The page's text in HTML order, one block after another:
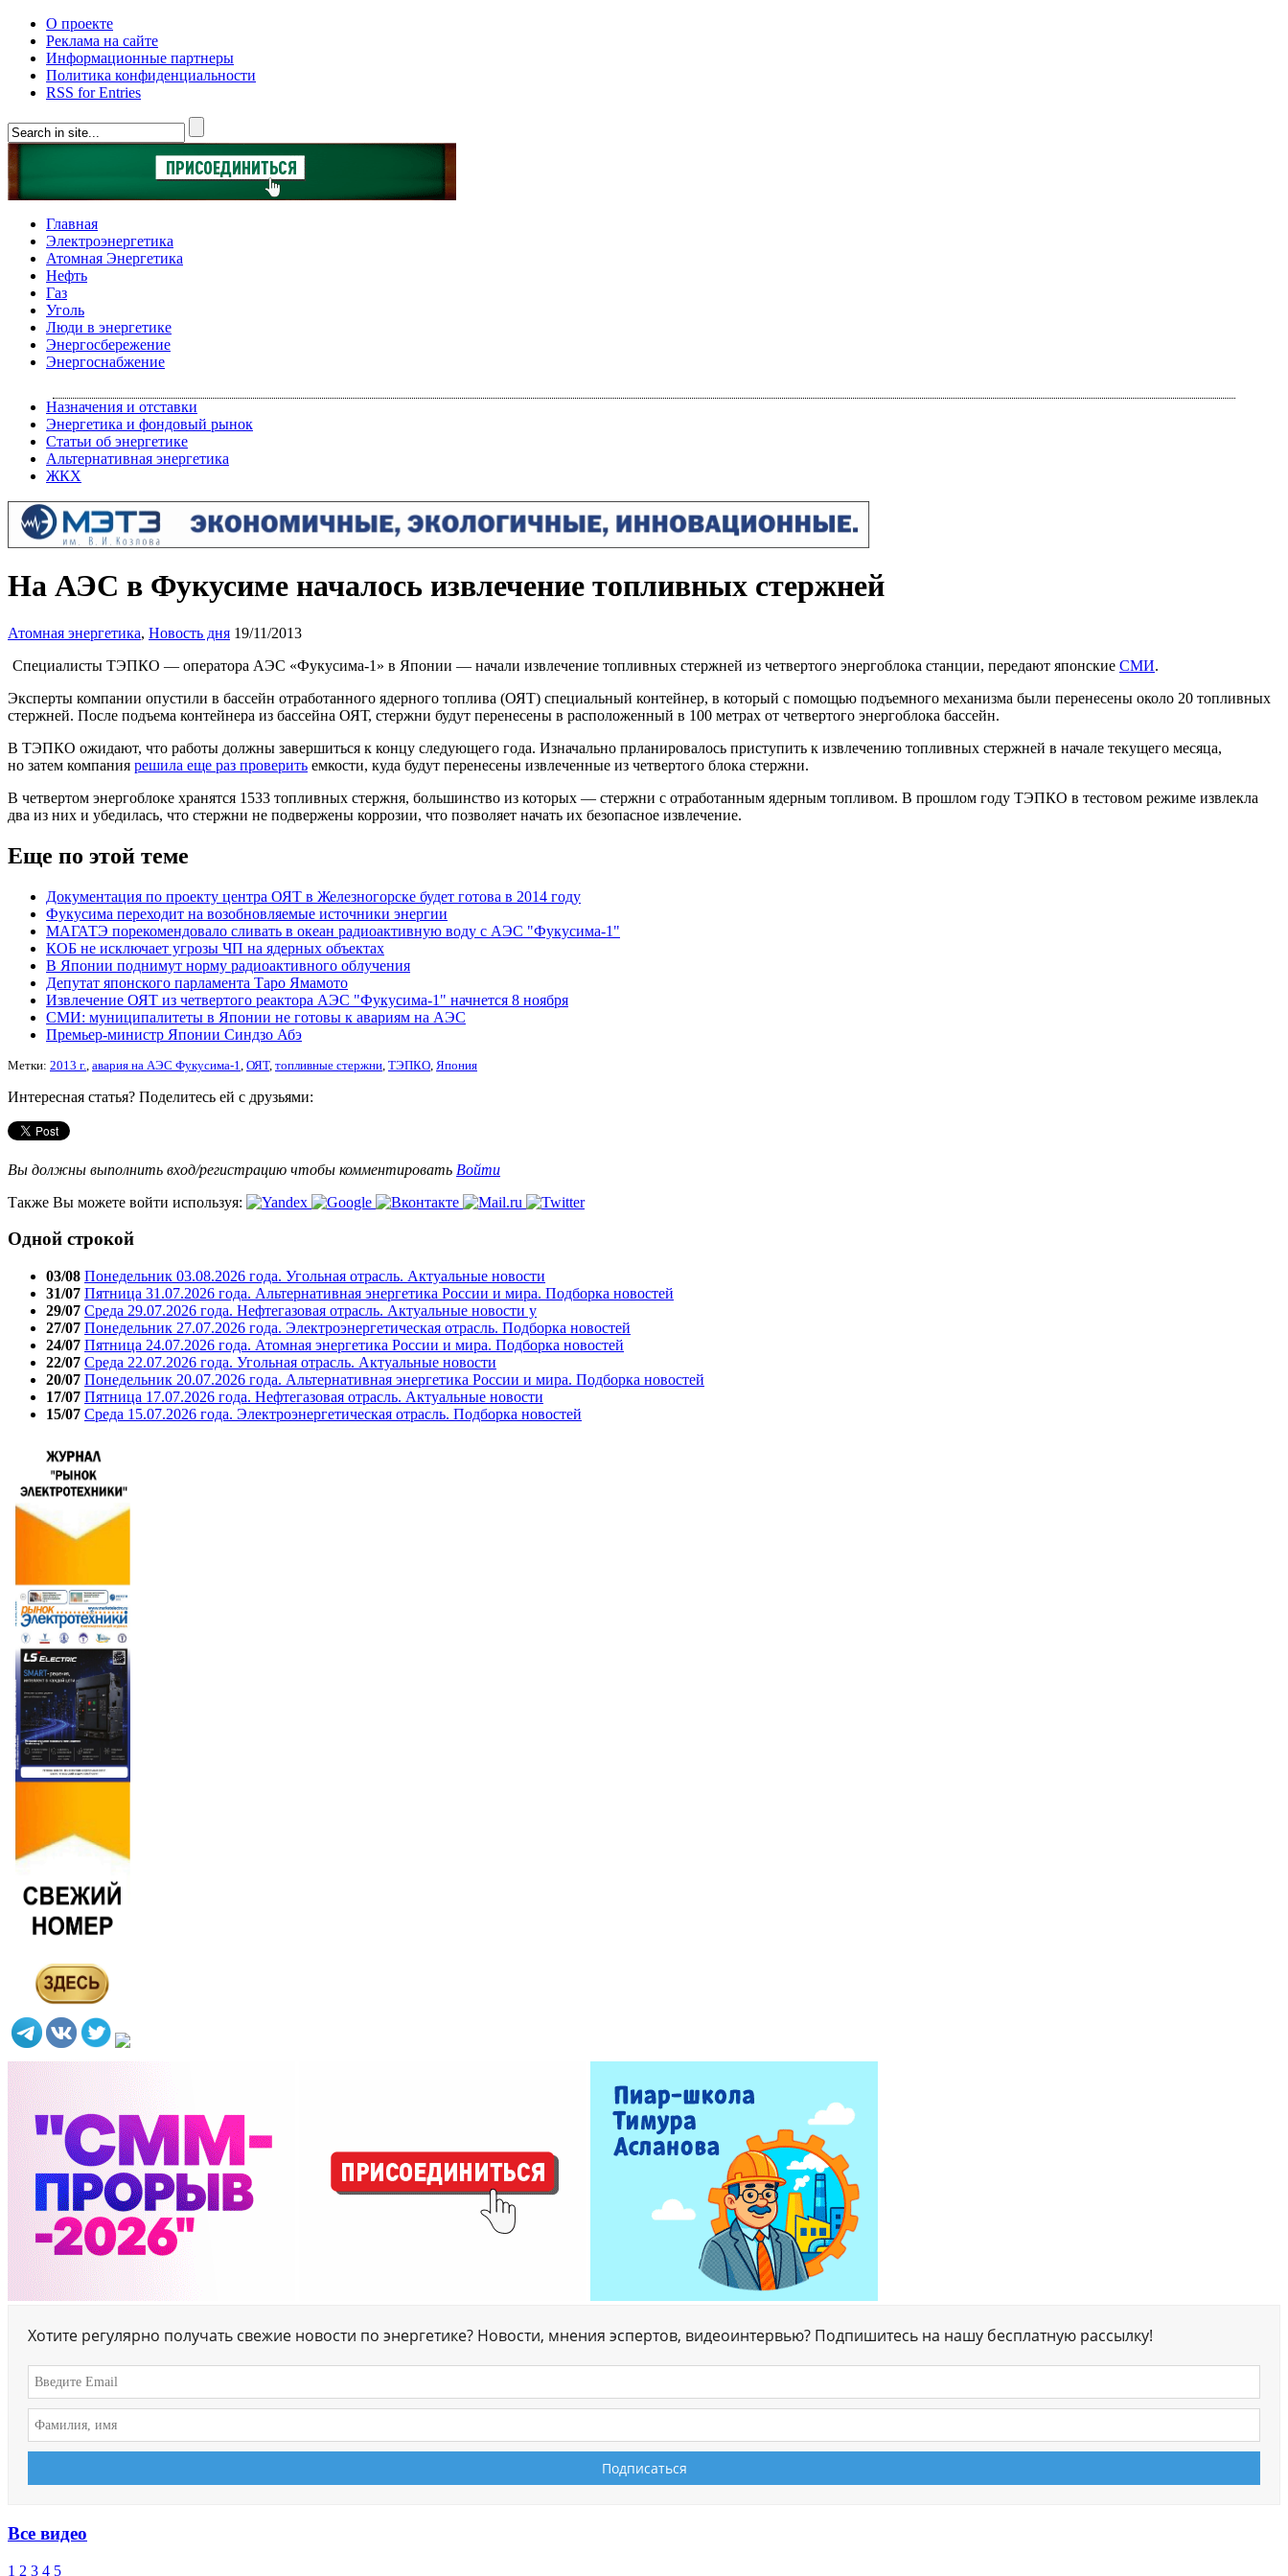
О проекте
Реклама на сайте
Информационные партнеры
Политика конфиденциальности
RSS for Entries
Главная
Электроэнергетика
Атомная Энергетика
Нефть
Газ
Уголь
Люди в энергетике
Энергосбережение
Энергоснабжение
Назначения и отставки
Энергетика и фондовый рынок
Статьи об энергетике
Альтернативная энергетика
ЖКХ
На АЭС в Фукусиме началось извлечение топливных стержней
Атомная энергетика, Новость дня 19/11/2013
Специалисты ТЭПКО — оператора АЭС «Фукусима-1» в Японии — начали извлечение топливных стержней из четвертого энергоблока станции, передают японские СМИ.
Эксперты компании опустили в бассейн отработанного ядерного топлива (ОЯТ) специальный контейнер, в который с помощью подъемного механизма были перенесены около 20 топливных
стержней. После подъема контейнера из бассейна ОЯТ, стержни будут перенесены в расположенный в 100 метрах от четвертого энергоблока бассейн.
В ТЭПКО ожидают, что работы должны завершиться к концу следующего года. Изначально прланировалось приступить к извлечению топливных стержней в начале текущего месяца,
но затем компания решила еще раз проверить емкости, куда будут перенесены извлеченные из четвертого блока стержни.
В четвертом энергоблоке хранятся 1533 топливных стержня, большинство из которых — стержни с отработанным ядерным топливом. В прошлом году ТЭПКО в тестовом режиме извлекла
два из них и убедилась, что стержни не подвержены коррозии, что позволяет начать их безопасное извлечение.
Еще по этой теме
Документация по проекту центра ОЯТ в Железногорске будет готова в 2014 году
Фукусима переходит на возобновляемые источники энергии
МАГАТЭ порекомендовало сливать в океан радиоактивную воду с АЭС "Фукусима-1"
КОБ не исключает угрозы ЧП на ядерных объектах
В Японии поднимут норму радиоактивного облучения
Депутат японского парламента Таро Ямамото
Извлечение ОЯТ из четвертого реактора АЭС "Фукусима-1" начнется 8 ноября
СМИ: муниципалитеты в Японии не готовы к авариям на АЭС
Премьер-министр Японии Синдзо Абэ
Метки: 2013 г. авария на АЭС Фукусима-1 ОЯТ, топливные стержни ТЭПКО Япония
Интересная статья? Поделитесь ей с друзьями:
Вы должны выполнить вход/регистрацию чтобы комментировать Войти
Также Вы можете войти используя:
Одной строкой
03/08 Понедельник 03.08.2026 года. Угольная отрасль. Актуальные новости
31/07 Пятница 31.07.2026 года. Альтернативная энергетика России и мира. Подборка новостей
29/07 Среда 29.07.2026 года. Нефтегазовая отрасль. Актуальные новости у
27/07 Понедельник 27.07.2026 года. Электроэнергетическая отрасль. Подборка новостей
24/07 Пятница 24.07.2026 года. Атомная энергетика России и мира. Подборка новостей
22/07 Среда 22.07.2026 года. Угольная отрасль. Актуальные новости
20/07 Понедельник 20.07.2026 года. Альтернативная энергетика России и мира. Подборка новостей
17/07 Пятница 17.07.2026 года. Нефтегазовая отрасль. Актуальные новости
15/07 Среда 15.07.2026 года. Электроэнергетическая отрасль. Подборка новостей
Хотите регулярно получать свежие новости по энергетике? Новости, мнения эспертов, видеоинтервью? Подпишитесь на нашу бесплатную рассылку!
Все видео
1 2 3 4 5